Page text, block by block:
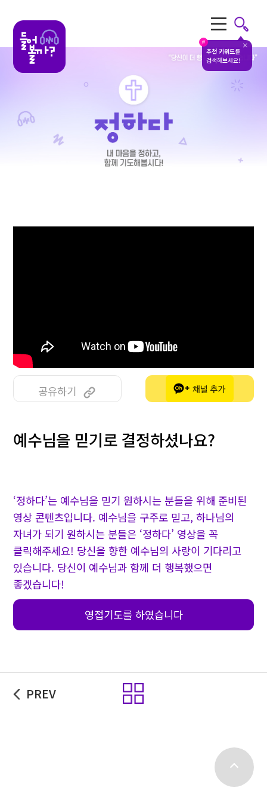
#
추천 키워드를
검색해보세요!
공유하기
예수님을 믿기로 결정하셨나요?
‘정하다’는 예수님을 믿기 원하시는 분들을 위해 준비된
영상 콘텐츠입니다. 예수님을 구주로 믿고, 하나님의
자녀가 되기 원하시는 분들은 ‘정하다’ 영상을 꼭
클릭해주세요! 당신을 향한 예수님의 사랑이 기다리고
있습니다. 당신이 예수님과 함께 더 행복했으면
좋겠습니다!
영접기도를 하였습니다
PREV 목록